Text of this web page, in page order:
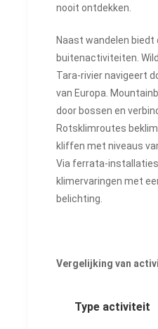
nooit ontdekken.
Naast wandelen biedt
buitenactiviteiten.
Tara-rivier navigeert
van Europa.
door bossen en
Rotsklimroutes
kliffen met niveaus
Via ferrata-
klimervaringen met
belichting.
Vergelijking van
Type activiteit